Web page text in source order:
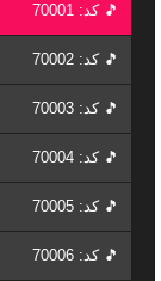
🎵 کد: 70001
🎵 کد: 70002
🎵 کد: 70003
🎵 کد: 70004
🎵 کد: 70005
🎵 کد: 70006